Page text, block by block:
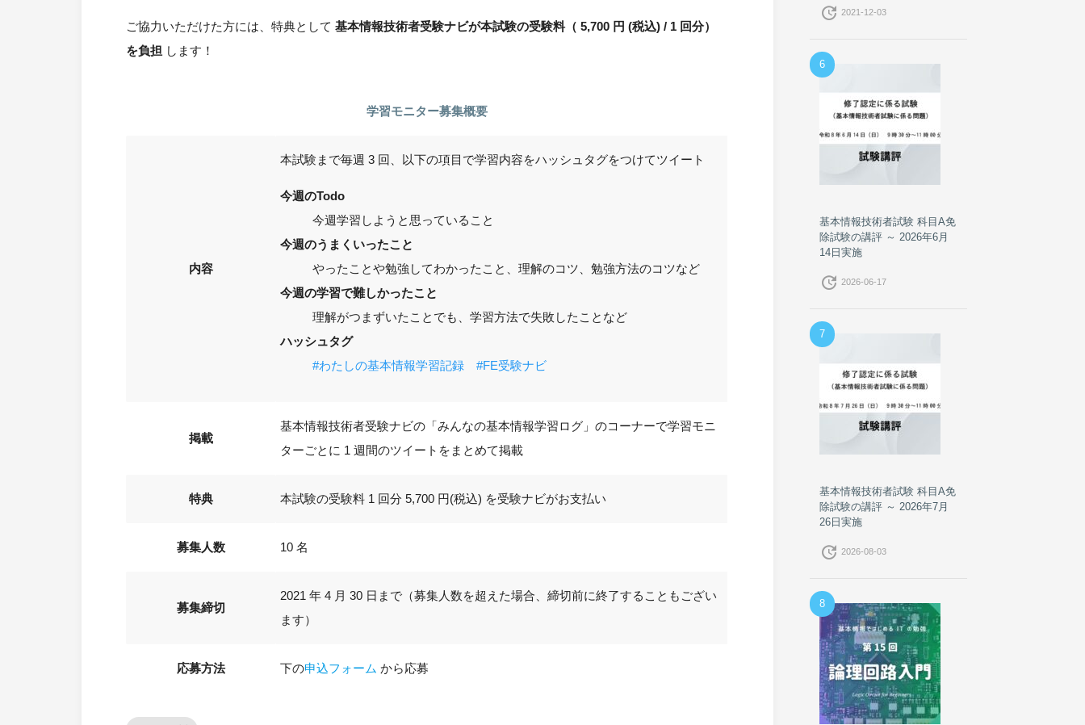
ご協力いただけた方には、特典として基本情報技術者受験ナビが本試験の受験料（ 5,700 円 (税込) / 1 回分）
を負担 します！
学習モニター募集概要
内容
本試験まで毎週 3 回、以下の項目で学習内容をハッシュタグをつけてツイート
今週のTodo
今週学習しようと思っていること
今週のうまくいったこと
やったことや勉強してわかったこと、理解のコツ、勉強方法のコツなど
今週の学習で難しかったこと
理解がつまずいたことでも、学習方法で失敗したことなど
ハッシュタグ
#わたしの基本情報学習記録 #FE受験ナビ
掲載
基本情報技術者受験ナビの「みんなの基本情報学習ログ」のコーナーで学習モニ
ターごとに 1 週間のツイートをまとめて掲載
特典 本試験の受験料 1 回分 5,700 円(税込) を受験ナビがお支払い
募集人数 10 名
募集締切
2021 年 4 月 30 日まで（募集人数を超えた場合、締切前に終了することもござい
ます）
応募方法 下の申込フォーム から応募
update 2021-12-03
6
基本情報技術者試験 科目A免
除試験の講評 ～ 2026年6月
14日実施
update 2026-06-17
7
基本情報技術者試験 科目A免
除試験の講評 ～ 2026年7月
26日実施
update 2026-08-03
8